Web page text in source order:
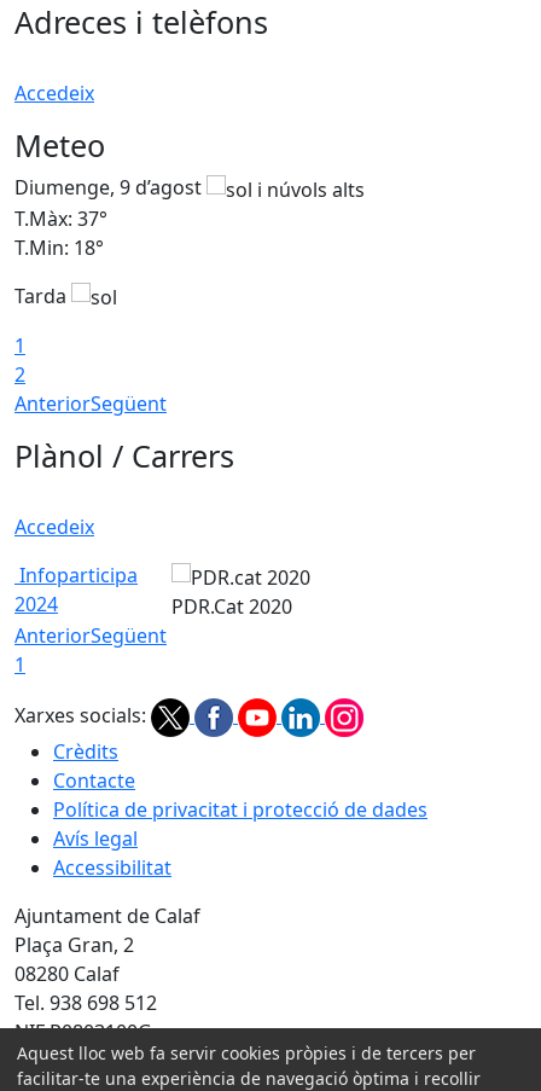
Adreces i telèfons
Accedeix
Meteo
Diumenge, 9 d’agost
T.Màx: 37°
T.Min: 18°
Tarda
1
2
AnteriorSegüent
Plànol / Carrers
Accedeix
Infoparticipa
2024
PDR.Cat 2020
AnteriorSegüent
1
Xarxes socials:
Crèdits
Contacte
Política de privacitat i protecció de dades
Avís legal
Accessibilitat
Ajuntament de Calaf
Plaça Gran, 2
08280 Calaf
Tel. 938 698 512
NIF P0803100G
Amb la col·laboració de:
Aquest lloc web fa servir cookies pròpies i de tercers per
facilitar-te una experiència de navegació òptima i recollir